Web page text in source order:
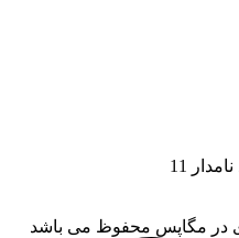
11
در مگاپس محفوظ می باشد